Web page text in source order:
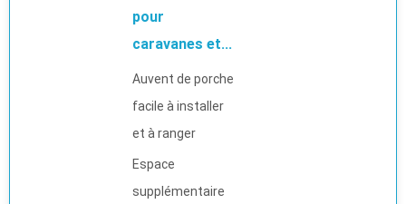
pour
caravanes et...
Auvent de porche
facile à installer
et à ranger
Espace
supplémentaire